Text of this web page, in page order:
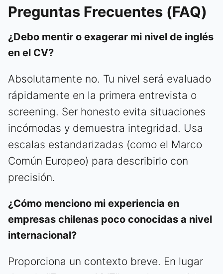
Preguntas Frecuentes (FAQ)
¿Debo mentir o exagerar mi nivel de inglés
en el CV?
Absolutamente no. Tu nivel será evaluado
rápidamente en la primera entrevista o
screening. Ser honesto evita situaciones
incómodas y demuestra integridad. Usa
escalas estandarizadas (como el Marco
Común Europeo) para describirlo con
precisión.
¿Cómo menciono mi experiencia en
empresas chilenas poco conocidas a nivel
internacional?
Proporciona un contexto breve. En lugar